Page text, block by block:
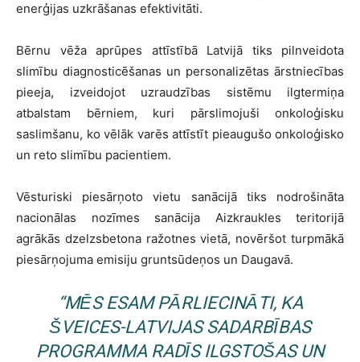
enerģijas uzkrāšanas efektivitāti.
Bērnu vēža aprūpes attīstībā Latvijā tiks pilnveidota
slimību diagnosticēšanas un personalizētas ārstniecības
pieeja, izveidojot uzraudzības sistēmu ilgtermiņa
atbalstam bērniem, kuri pārslimojuši onkoloģisku
saslimšanu, ko vēlāk varēs attīstīt pieaugušo onkoloģisko
un reto slimību pacientiem.
Vēsturiski piesārņoto vietu sanācijā tiks nodrošināta
nacionālas nozīmes sanācija Aizkraukles teritorijā
agrākās dzelzsbetona ražotnes vietā, novēršot turpmākā
piesārņojuma emisiju gruntsūdeņos un Daugavā.
“MĒS ESAM PĀRLIECINĀTI, KA
ŠVEICES-LATVIJAS SADARBĪBAS
PROGRAMMA RADĪS ILGSTOŠAS UN